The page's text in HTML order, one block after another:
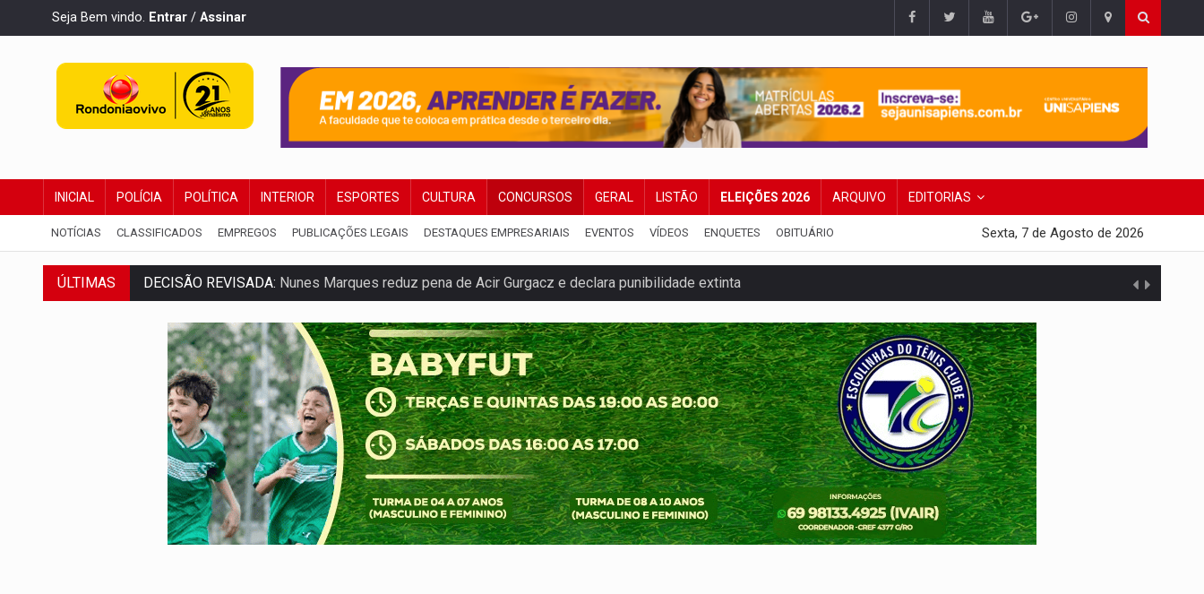
Seja Bem vindo. Entrar / Assinar
INICIAL POLÍCIA POLÍTICA INTERIOR ESPORTES CULTURA CONCURSOS GERAL LISTÃO ELEIÇÕES 2026 ARQUIVO EDITORIAS
NOTÍCIAS CLASSIFICADOS EMPREGOS PUBLICAÇÕES LEGAIS DESTAQUES EMPRESARIAIS EVENTOS VÍDEOS ENQUETES OBITUÁRIO Sexta, 7 de Agosto de 2026
ÚLTIMAS DECISÃO REVISADA: Nunes Marques reduz pena de Acir Gurgacz e declara punibilidade extinta
CONEXÃO RONDONIAOVIVO:Museólogo Antônio Ocampo lança livro sobre a Madeira-Mamoré
ELEIÇÕES 2026:Patrimônio de candidata a deputada federal do PL salta R$ 1 mil para R$ 155 mil
VÍDEO:Quadrilha é flagrada com cerca de 200 porções de drogas
BAIRRO TEIXEIRÃO:MPF cobra regularização fundiária da comunidade Nova Colina
SUCESSO NA ABERTURA:2ª Feira Rondônia Empreendedora segue no Espaço Alternativo com entrada gratuita
REESTRUTURAÇÃO:Secretário da Seinfra de Porto Velho pede exoneração do cargo
SAÚDE INDÍGENA:Pirahã terão consultas e exames especializados durante expedição do SUS